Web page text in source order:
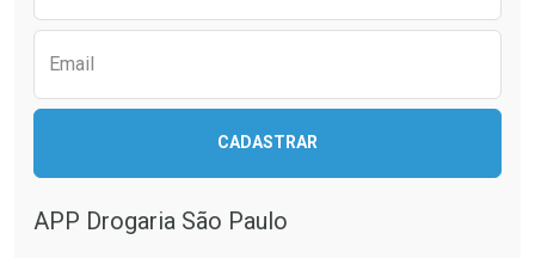
Comprar sem Desconto
Comprar sem Desconto
Comprar sem Desconto
Comprar sem Desconto
Email
CADASTRAR
APP Drogaria São Paulo